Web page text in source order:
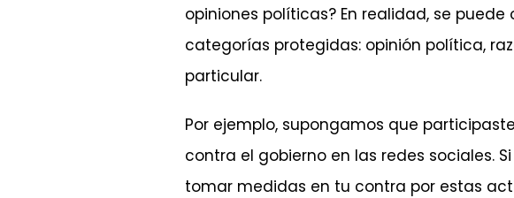
opiniones políticas? En realidad, se
categorías protegidas: opinión política,
particular.
Por ejemplo, supongamos que
contra el gobierno en las redes sociales.
tomar medidas en tu contra por estas